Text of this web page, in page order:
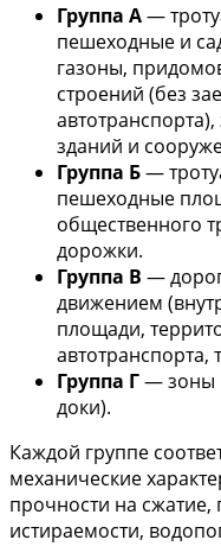
Группа А—
пешеходные и
газоны,
строений (без
зданий и
Группа Б—
пешеходные
общественного
дорожки.
Группа В —
движением
площади,
автотранспорта,
Группа Г— зоны
доки).
Каждой группе
механические
прочности на
истираемости,